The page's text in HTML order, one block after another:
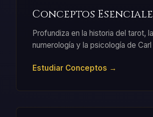
Conceptos
Profundiza en la historia del tarot, la
numerología y la psicología de Carl
Estudiar Conceptos →